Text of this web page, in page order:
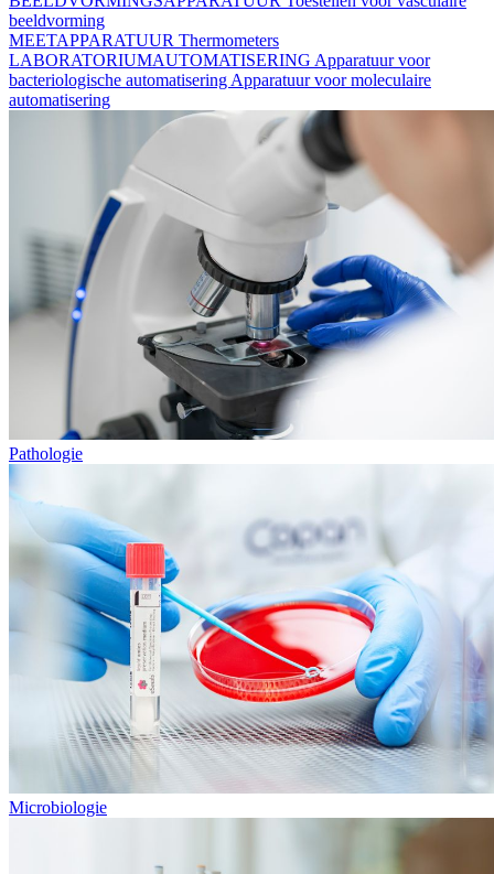
beeldvorming
MEETAPPARATUUR Thermometers
LABORATORIUMAUTOMATISERING Apparatuur voor
bacteriologische automatisering Apparatuur voor moleculaire
automatisering
Pathologie
Microbiologie